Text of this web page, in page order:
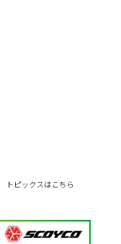
トピックスはこちら